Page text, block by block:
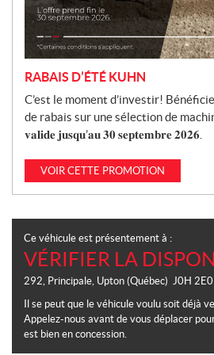
RABAIS D’ÉTÉ KUHN
C’est le moment d’investir!
de rabais sur une sélection de
𝐯𝐚𝐥𝐢𝐝𝐞 𝐣𝐮𝐬𝐪𝐮’𝐚𝐮 𝟑𝟎 𝐬𝐞𝐩𝐭𝐞𝐦𝐛𝐫𝐞 𝟐𝟎𝟐𝟔.
VOIR CETTE PROMOTION
Ce véhicule est présentement à :
VÉRIFIER LA
292, Principale Upton (Québec) J0H 2E0
Il se peut que le véhicule voulu soit déjà
Appelez-nous avant de vous déplacer
est bien en concession.